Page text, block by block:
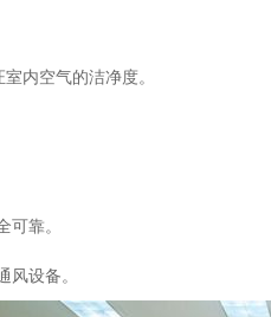
内空气的洁净度。
可靠。
风设备。